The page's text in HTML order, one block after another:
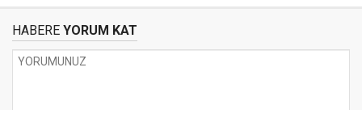
HABERE YORUM KAT